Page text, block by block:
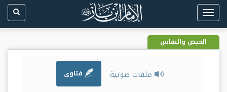
Toggle
navigation
الحيض والنفاس
ملفات صوتية فتاوى